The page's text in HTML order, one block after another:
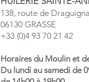
138, route de
06130 GRASSE
+33 (0)4 93 70 21 42
Horaires du Moulin et
Du lundi au samedi de